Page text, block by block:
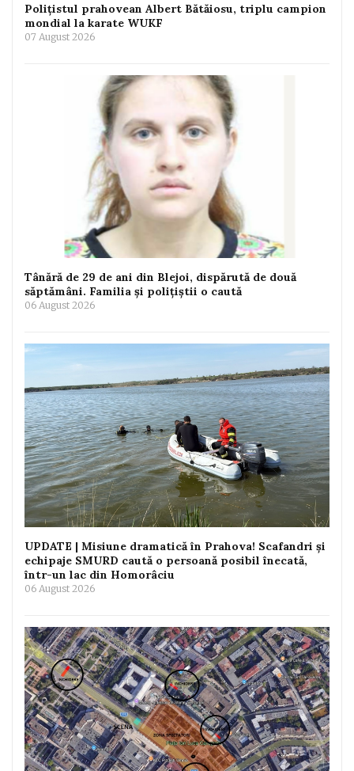
Polițistul prahovean Albert Bătăiosu, triplu campion
mondial la karate WUKF
07 August 2026
Tânără de 29 de ani din Blejoi, dispărută de două
săptămâni. Familia și polițiștii o caută
06 August 2026
UPDATE | Misiune dramatică în Prahova! Scafandri și
echipaje SMURD caută o persoană posibil înecată,
într-un lac din Homorâciu
06 August 2026